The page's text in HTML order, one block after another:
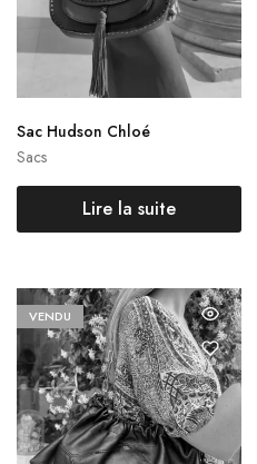
Sacs
Sac Hudson Chloé
Lire la suite
VENDU